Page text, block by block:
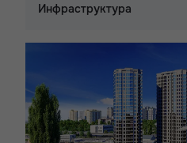
Инфраструктура